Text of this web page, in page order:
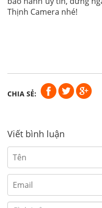
Thịnh Camera nhé!
CHIA SẺ:
Viết bình luận